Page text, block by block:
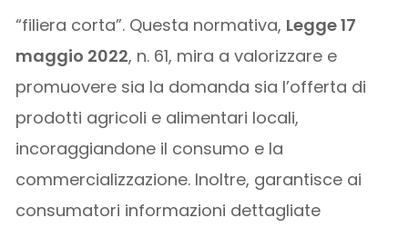
“filiera corta”. Questa normativa, Legge 17
maggio 2022, n. 61, mira a valorizzare e
promuovere sia la domanda sia l’offerta di
prodotti agricoli e alimentari locali,
incoraggiandone il consumo e la
commercializzazione. Inoltre, garantisce ai
consumatori informazioni dettagliate